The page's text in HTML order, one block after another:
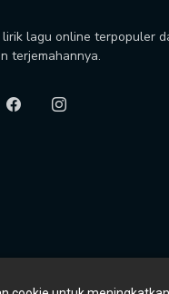
lagu online terpopuler
terjemahannya.